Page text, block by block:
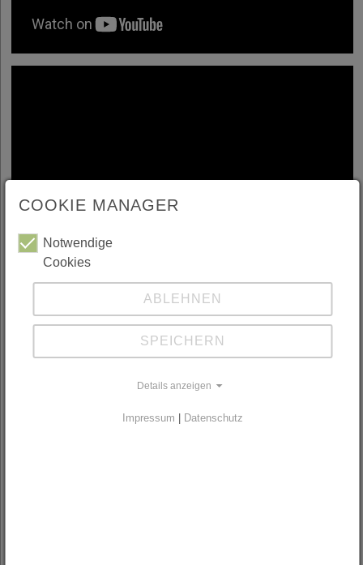
COOKIE MANAGER
Notwendige
Cookies
ABLEHNEN
SPEICHERN
Details anzeigen
Impressum Datenschutz